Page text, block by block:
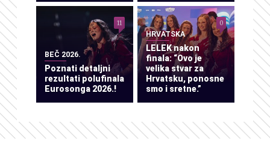
BEČ 2026.
Poznati detaljni
rezultati polufinala
Eurosonga 2026.!
11
HRVATSKA
LELEK nakon
finala: “Ovo je
velika stvar za
Hrvatsku, ponosne
smo i sretne.”
0